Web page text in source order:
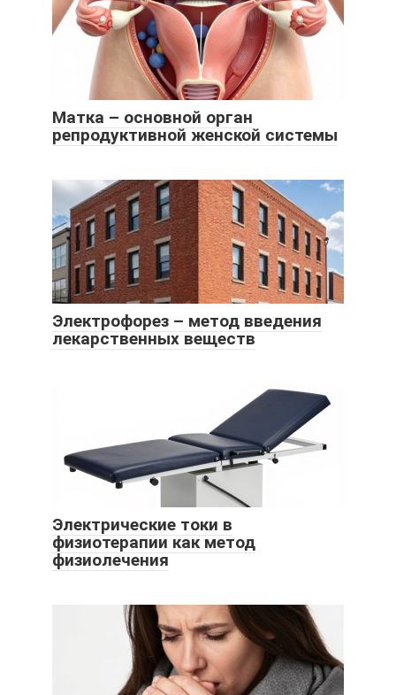
Матка – основной орган
репродуктивной женской системы
Электрофорез – метод введения
лекарственных веществ
Электрические токи в
физиотерапии как метод
физиолечения